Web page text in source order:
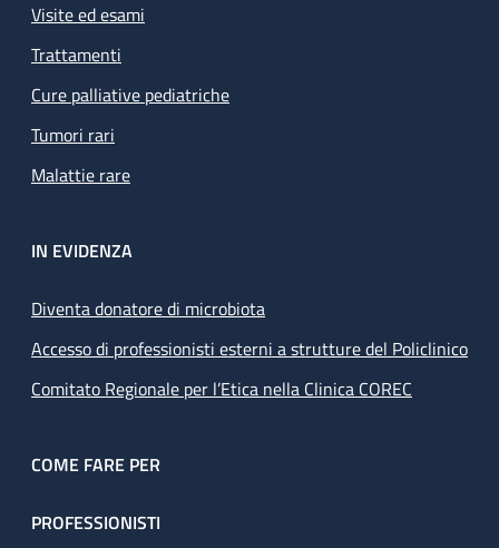
Visite ed esami
Trattamenti
Cure palliative pediatriche
Tumori rari
Malattie rare
IN EVIDENZA
Diventa donatore di microbiota
Accesso di professionisti esterni a strutture del Policlinico
Comitato Regionale per l’Etica nella Clinica COREC
COME FARE PER
PROFESSIONISTI